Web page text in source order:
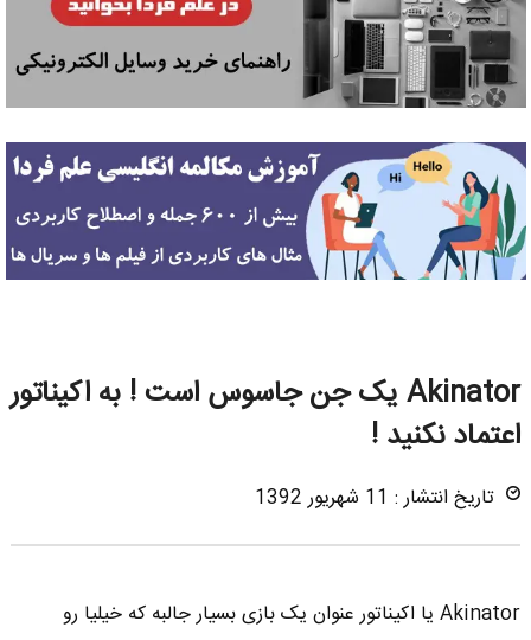
Akinator یک جن جاسوس است ! به اکیناتور
اعتماد نکنید !
تاریخ انتشار : 11 شهریور 1392
Akinator یا اکیناتور عنوان یک بازی بسیار جالبه که خیلیا رو